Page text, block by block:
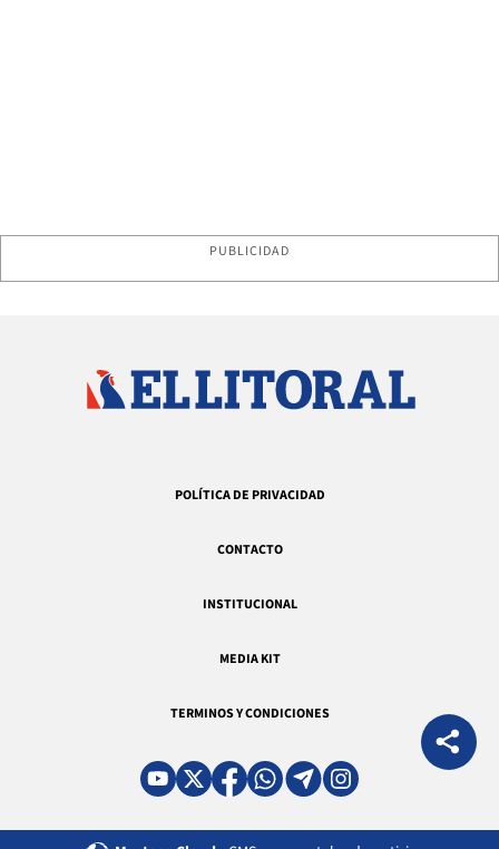
PUBLICIDAD
POLÍTICA DE PRIVACIDAD
CONTACTO
INSTITUCIONAL
MEDIA KIT
TERMINOS Y CONDICIONES